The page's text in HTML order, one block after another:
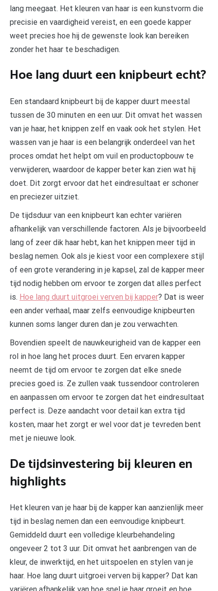
lang meegaat. Het kleuren van haar is een kunstvorm die
precisie en vaardigheid vereist, en een goede kapper
weet precies hoe hij de gewenste look kan bereiken
zonder het haar te beschadigen.
Hoe lang duurt een knipbeurt echt?
Een standaard knipbeurt bij de kapper duurt meestal
tussen de 30 minuten en een uur. Dit omvat het wassen
van je haar, het knippen zelf en vaak ook het stylen. Het
wassen van je haar is een belangrijk onderdeel van het
proces omdat het helpt om vuil en productopbouw te
verwijderen, waardoor de kapper beter kan zien wat hij
doet. Dit zorgt ervoor dat het eindresultaat er schoner
en preciezer uitziet.
De tijdsduur van een knipbeurt kan echter variëren
afhankelijk van verschillende factoren. Als je bijvoorbeeld
lang of zeer dik haar hebt, kan het knippen meer tijd in
beslag nemen. Ook als je kiest voor een complexere stijl
of een grote verandering in je kapsel, zal de kapper meer
tijd nodig hebben om ervoor te zorgen dat alles perfect
is. Hoe lang duurt uitgroei verven bij kapper? Dat is weer
een ander verhaal, maar zelfs eenvoudige knipbeurten
kunnen soms langer duren dan je zou verwachten.
Bovendien speelt de nauwkeurigheid van de kapper een
rol in hoe lang het proces duurt. Een ervaren kapper
neemt de tijd om ervoor te zorgen dat elke snede
precies goed is. Ze zullen vaak tussendoor controleren
en aanpassen om ervoor te zorgen dat het eindresultaat
perfect is. Deze aandacht voor detail kan extra tijd
kosten, maar het zorgt er wel voor dat je tevreden bent
met je nieuwe look.
De tijdsinvestering bij kleuren en
highlights
Het kleuren van je haar bij de kapper kan aanzienlijk meer
tijd in beslag nemen dan een eenvoudige knipbeurt.
Gemiddeld duurt een volledige kleurbehandeling
ongeveer 2 tot 3 uur. Dit omvat het aanbrengen van de
kleur, de inwerktijd, en het uitspoelen en stylen van je
haar. Hoe lang duurt uitgroei verven bij kapper? Dat kan